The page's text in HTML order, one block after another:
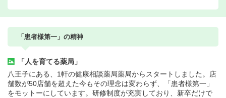
「患者様第一」の精神
「人を育てる薬局」
八王子にある、1軒の健康相談薬局薬局からスタートしました。店
舗数が50店舗を超えた今もその理念は変わらず、「患者様第一」
をモットーにしています。研修制度が充実しており、新卒だけで